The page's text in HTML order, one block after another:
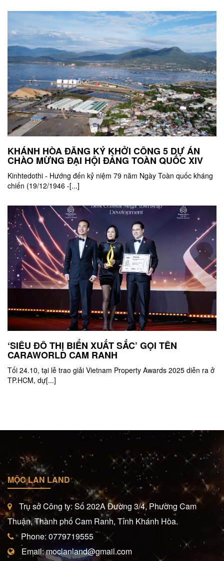
KHÁNH HÒA ĐĂNG KÝ KHỞI CÔNG 5 DỰ ÁN
CHÀO MỪNG ĐẠI HỘI ĐẢNG TOÀN QUỐC XIV
Kinhtedothi - Hướng đến kỷ niệm 79 năm Ngày Toàn quốc kháng
chiến (19/12/1946 -[...]
‘SIÊU ĐÔ THỊ BIỂN XUẤT SẮC’ GỌI TÊN
CARAWORLD CAM RANH
Tối 24.10, tại lễ trao giải Vietnam Property Awards 2025 diễn ra ở
TP.HCM, dự[...]
MỘC LAN LAND
Trụ sở Công ty: Số 202A Đường 3/4, Phường Cam
Thuận, Thành phố Cam Ranh, Tỉnh Khánh Hòa.
Phone: 0779719555
Email: moclanland@gmail.com